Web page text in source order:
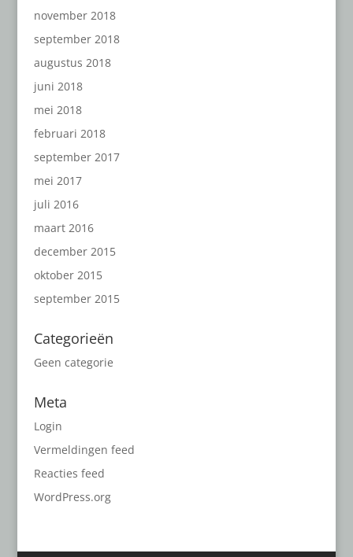
november 2018
september 2018
augustus 2018
juni 2018
mei 2018
februari 2018
september 2017
mei 2017
juli 2016
maart 2016
december 2015
oktober 2015
september 2015
Categorieën
Geen categorie
Meta
Login
Vermeldingen feed
Reacties feed
WordPress.org